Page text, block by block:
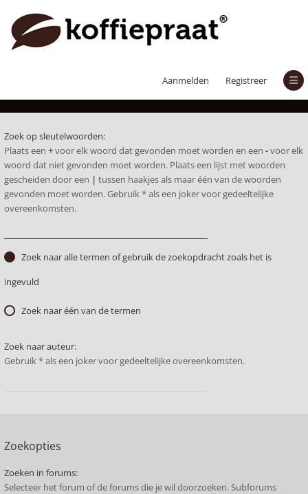
Aanmelden Registreer
Zoek op sleutelwoorden:
Plaats een +voor elk woord dat gevonden moet worden en een -voor elk
woord dat niet gevonden moet worden. Plaats een lijst met woorden
gescheiden door een | tussen haakjes als maar één van de woorden
gevonden moet worden. Gebruik * als een joker voor gedeeltelijke
overeenkomsten.
Zoek naar alle termen of gebruik de zoekopdracht zoals het is
ingevuld
Zoek naar één van de termen
Zoek naar auteur:
Gebruik * als een joker voor gedeeltelijke overeenkomsten.
Zoekopties
Zoeken in forums:
Selecteer het forum of de forums die je wil doorzoeken. Subforums